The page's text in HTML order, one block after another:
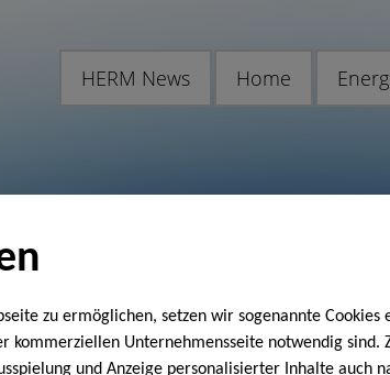
zu ermöglichen, setzen wir sogenannte
kommerziellen Unternehmensseite notwendig sind.
und Anzeige personalisierter Inhalte auch
HERM News Home